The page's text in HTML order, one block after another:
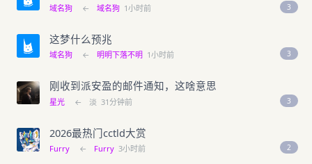
域名狗 ← 域名狗 1小时前 3
这梦什么预兆
域名狗 ← 明明下落不明 1小时前 3
刚收到派安盈的邮件通知，这啥意思
星光 ← 淡 31分钟前 3
2026最热门cctld大赏
Furry ← Furry 3小时前 2